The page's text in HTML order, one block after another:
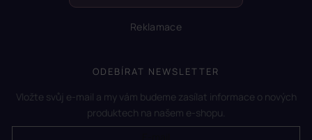
Reklamace
ODEBÍRAT NEWSLETTER
Vložte svůj e-mail a my vám budeme zasílat informace o nových
produktech na našem e-shopu.